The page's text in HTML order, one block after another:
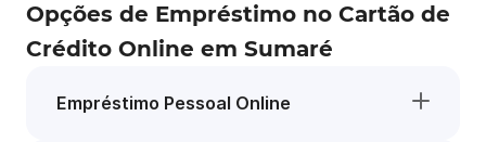
Opções de Empréstimo no Cartão de
Crédito Online em Sumaré
Empréstimo Pessoal Online